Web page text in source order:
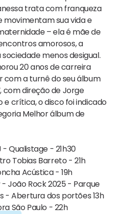
trata com franqueza
movimentam sua vida e
– ela é mãe de
amorosos, a
menos desigual.
20 anos de carreira
com a turnê do seu álbum
com direção de Jorge
e crítica, o disco foi indicado
Melhor álbum de
Qualistage - 21h30
Tobias Barreto - 21h
Acústica - 19h
João Rock 2025 - Parque
- Abertura dos portões 13h
São Paulo - 22h